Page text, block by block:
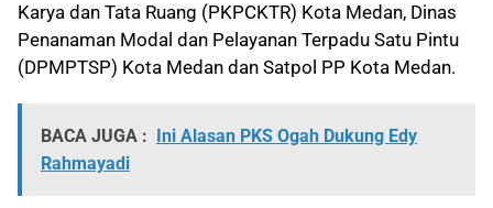
Karya dan Tata Ruang (PKPCKTR) Kota Medan, Dinas
Penanaman Modal dan Pelayanan Terpadu Satu Pintu
(DPMPTSP) Kota Medan dan Satpol PP Kota Medan.
BACA JUGA : Ini Alasan PKS Ogah Dukung Edy
Rahmayadi